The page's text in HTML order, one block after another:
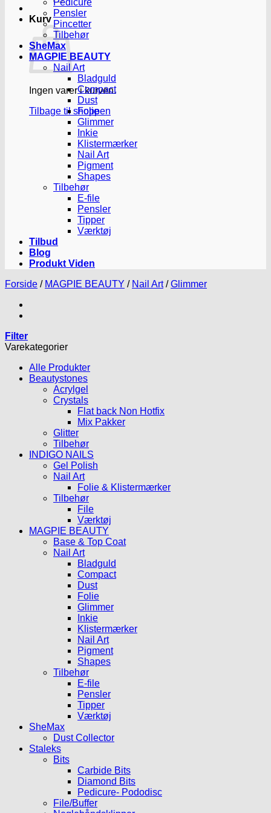
Kurv
Ingen varer i kurven.
Tilbage til shoppen
Pedicure
Pensler
Pincetter
Tilbehør
SheMax
MAGPIE BEAUTY
Nail Art
Bladguld
Compact
Dust
Folie
Glimmer
Inkie
Klistermærker
Nail Art
Pigment
Shapes
Tilbehør
E-file
Pensler
Tipper
Værktøj
Tilbud
Blog
Produkt Viden
Forside / MAGPIE BEAUTY / Nail Art / Glimmer
Filter
Varekategorier
Alle Produkter
Beautystones
Acrylgel
Crystals
Flat back Non Hotfix
Mix Pakker
Glitter
Tilbehør
INDIGO NAILS
Gel Polish
Nail Art
Folie & Klistermærker
Tilbehør
File
Værktøj
MAGPIE BEAUTY
Base & Top Coat
Nail Art
Bladguld
Compact
Dust
Folie
Glimmer
Inkie
Klistermærker
Nail Art
Pigment
Shapes
Tilbehør
E-file
Pensler
Tipper
Værktøj
SheMax
Dust Collector
Staleks
Bits
Carbide Bits
Diamond Bits
Pedicure- Pododisc
File/Buffer